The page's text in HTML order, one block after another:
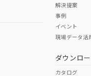
解決提案
事例
イベント
現場データ活
ダウンロ
カタログ